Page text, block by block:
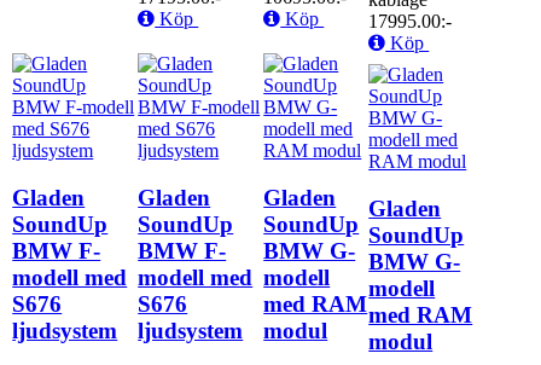
Köp
Köp
17995.00:-
Köp
Gladen
SoundUp
BMW F-
modell med
S676
ljudsystem
Gladen
SoundUp
BMW F-
modell med
S676
ljudsystem
Gladen
SoundUp
BMW G-
modell
med RAM
modul
Gladen
SoundUp
BMW G-
modell
med RAM
modul